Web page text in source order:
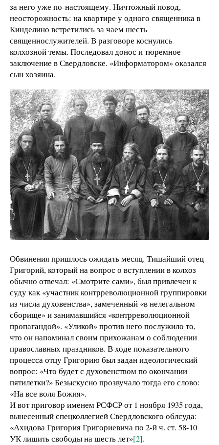
за него уже по-настоящему. Ничтожный повод,
неосторожность: на квартире у одного священника в
Кинделино встретились за чаем шесть
священнослужителей. В разговоре коснулись
колхозной темы. Последовал донос и тюремное
заключение в Свердловске. «Информатором» оказался
сын хозяина.
Обвинения пришлось ожидать месяц. Тишайший отец
Григорий, который на вопрос о вступлении в колхоз
обычно отвечал: «Смотрите сами», был привлечен к
суду как «участник контрреволюционной группировки
из числа духовенства», замеченный «в нелегальном
сборище» и занимавшийся «контрреволюционной
пропагандой». «Уликой» против него послужило то,
что он напоминал своим прихожанам о соблюдении
православных праздников. В ходе показательного
процесса отцу Григорию был задан идеологический
вопрос: «Что будет с духовенством по окончании
пятилетки?» Безыскусно прозвучало тогда его слово:
«На все воля Божия».
И вот приговор именем РСФСР от 1 ноября 1935 года,
вынесенный спецколлегией Свердловского облсуда:
«Ахидова Григория Григориевича по 2-й ч. ст. 58-10
УК лишить свободы на шесть лет»[2].